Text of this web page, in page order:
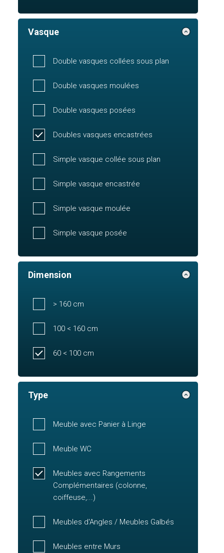
Vasque
Double vasques collées sous plan
Double vasques moulées
Double vasques posées
Doubles vasques encastrées
Simple vasque collée sous plan
Simple vasque encastrée
Simple vasque moulée
Simple vasque posée
Dimension
> 160 cm
100 < 160 cm
60 < 100 cm
Type
Meuble avec Panier à Linge
Meuble WC
Meubles avec Rangements
Complémentaires (colonne,
coiffeuse,...)
Meubles d'Angles / Meubles Galbés
Meubles entre Murs